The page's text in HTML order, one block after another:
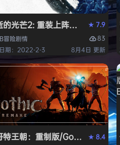
版
的光芒2: 重装上阵版（Dying
★7.9
冒险剧情
83
期：2022-2-3
8月4日 更新
装中文版
特王朝：重制版/Gothic 1
★8.4